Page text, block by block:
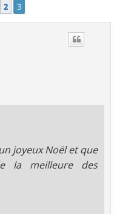
2 3
joyeux Noël et que
la meilleure des